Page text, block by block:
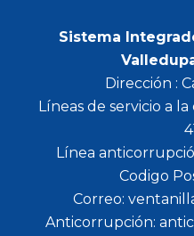
Sistema
Dirección :
Líneas de servicio a
Línea
Codigo
Correo:
Anticorrupción: